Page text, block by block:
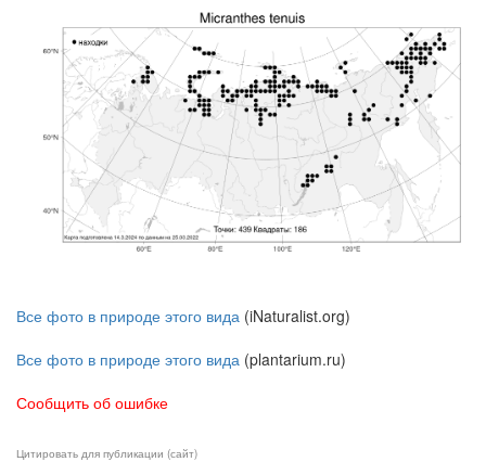
Все фото в природе этого вида (iNaturalist.org)
Все фото в природе этого вида (plantarium.ru)
Сообщить об ошибке
Цитировать для публикации (сайт)